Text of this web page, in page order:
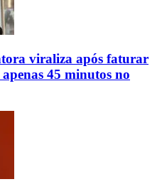
viraliza após faturar
45 minutos no